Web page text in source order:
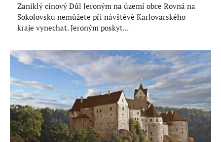
Zaniklý cínový Důl Jeroným na území obce Rovná na
Sokolovsku nemůžete při návštěvě Karlovarského
kraje vynechat. Jeroným poskyt...